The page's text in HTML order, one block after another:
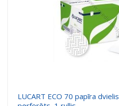
LUCART ECO 70 papīra